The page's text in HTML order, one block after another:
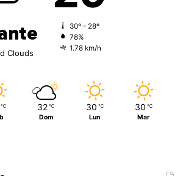
Clouds
30º - 28º
78%
1.78 km/h
℃ 32 ℃
Dom
30 ℃
Lun
30 ℃
Mar